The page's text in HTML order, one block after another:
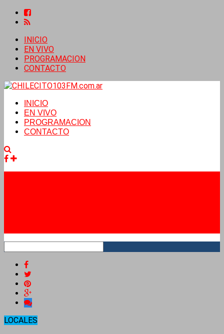
INICIO
EN VIVO
PROGRAMACION
CONTACTO
INICIO
EN VIVO
PROGRAMACION
CONTACTO
LOCALES